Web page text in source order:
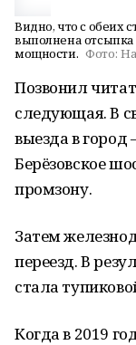
Видно, что с обеих
выполнена отсыпка
мощности. Фото:
Позвонил
следующая. В
выезда в город
Берёзовское
промзону.
Затем
переезд. В
стала
Когда в 2019